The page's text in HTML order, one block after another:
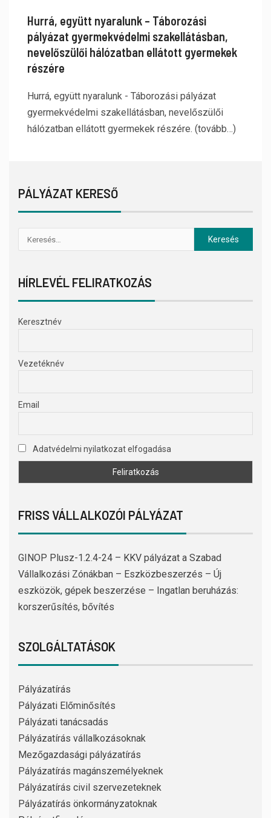
Hurrá, együtt nyaralunk – Táborozási
pályázat gyermekvédelmi szakellátásban,
nevelőszülői hálózatban ellátott gyermekek
részére
Hurrá, együtt nyaralunk - Táborozási pályázat
gyermekvédelmi szakellátásban, nevelőszülői
hálózatban ellátott gyermekek részére. (tovább…)
PÁLYÁZAT KERESŐ
HÍRLEVÉL FELIRATKOZÁS
Keresztnév
Vezetéknév
Email
Adatvédelmi nyilatkozat elfogadása
FRISS VÁLLALKOZÓI PÁLYÁZAT
GINOP Plusz-1.2.4-24 – KKV pályázat a Szabad
Vállalkozási Zónákban – Eszközbeszerzés – Új
eszközök, gépek beszerzése – Ingatlan beruházás:
korszerűsítés, bővítés
SZOLGÁLTATÁSOK
Pályázatírás
Pályázati Előminősítés
Pályázati tanácsadás
Pályázatírás vállalkozásoknak
Mezőgazdasági pályázatírás
Pályázatírás magánszemélyeknek
Pályázatírás civil szervezeteknek
Pályázatírás önkormányzatoknak